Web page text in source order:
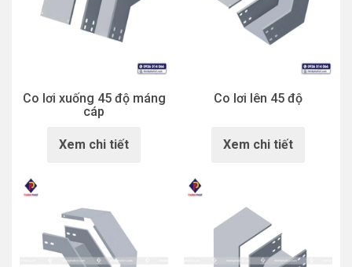
Co lơi xuống 45 độ máng
cáp
Xem chi tiết
Co lơi lên 45 độ
Xem chi tiết